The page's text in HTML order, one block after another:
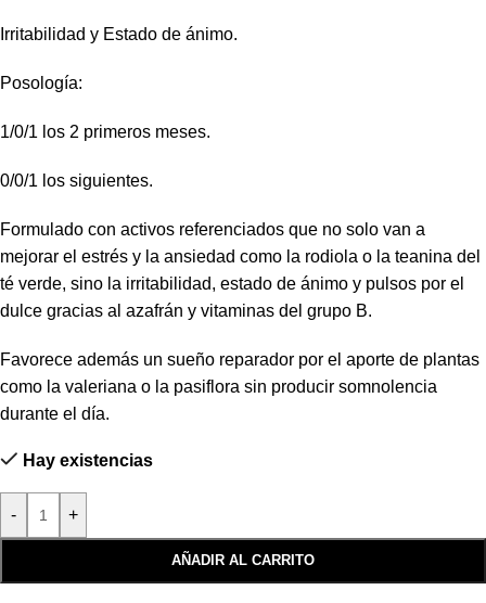
Irritabilidad y Estado de ánimo.
Posología:
1/0/1 los 2 primeros meses.
0/0/1 los siguientes.
Formulado con activos referenciados que no solo van a
mejorar el estrés y la ansiedad como la rodiola o la teanina del
té verde, sino la irritabilidad, estado de ánimo y pulsos por el
dulce gracias al azafrán y vitaminas del grupo B.
Favorece además un sueño reparador por el aporte de plantas
como la valeriana o la pasiflora sin producir somnolencia
durante el día.
Hay existencias
- +
AÑADIR AL CARRITO